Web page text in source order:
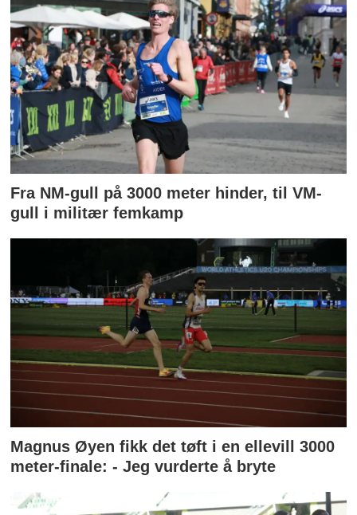
Fra NM-gull på 3000 meter hinder, til VM-
gull i militær femkamp
Magnus Øyen fikk det tøft i en ellevill 3000
meter-finale: - Jeg vurderte å bryte